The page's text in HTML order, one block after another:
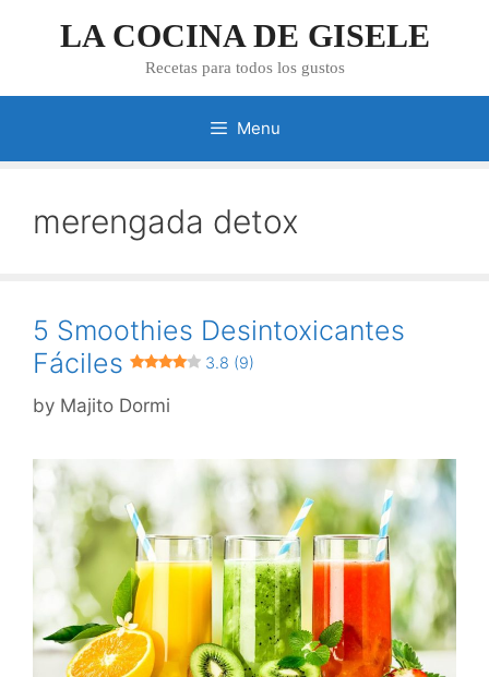
LA COCINA DE GISELE
Recetas para todos los gustos
Menu
merengada detox
5 Smoothies Desintoxicantes
Fáciles
3.8 (9)
by Majito Dormi